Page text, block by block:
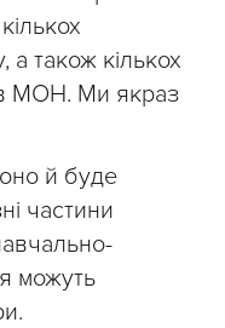
а також кількох
МОН. Ми якраз
й буде
частини
можуть